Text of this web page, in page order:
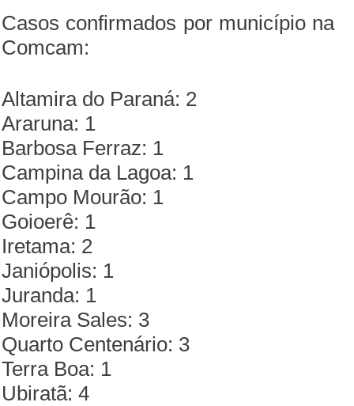
Casos confirmados por município na
Comcam:
Altamira do Paraná: 2
Araruna: 1
Barbosa Ferraz: 1
Campina da Lagoa: 1
Campo Mourão: 1
Goioerê: 1
Iretama: 2
Janiópolis: 1
Juranda: 1
Moreira Sales: 3
Quarto Centenário: 3
Terra Boa: 1
Ubiratã: 4